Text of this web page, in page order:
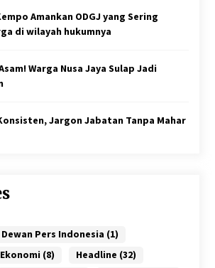
Amankan ODGJ yang Sering
di wilayah hukumnya
Warga Nusa Jaya Sulap Jadi
Jargon Jabatan Tanpa Mahar
Dewan Pers Indonesia (1)
Ekonomi (8) Headline (32)